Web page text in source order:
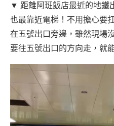
▼ 距離阿班飯店最近的地鐵
也最靠近電梯！不用擔心要
在五號出口旁邊，雖然現場
要往五號出口的方向走，就